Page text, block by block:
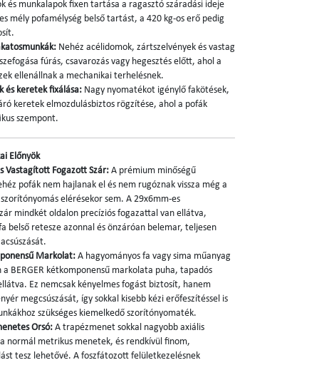
és munkalapok fixen tartása a ragasztó száradási ideje
mély pofamélység belső tartást, a 420 kg-os erő pedig
Nehéz acélidomok, zártszelvények és vastag
fúrás, csavarozás vagy hegesztés előtt, ahol a
ellenállnak a mechanikai terhelésnek.
és keretek fixálása: Nagy nyomatékot igénylő fakötések,
keretek elmozdulásbiztos rögzítése, ahol a pofák
szempont.
Előnyök
Vastagított Fogazott Szár: A prémium minőségű
pofák nem hajlanak el és nem rugóznak vissza még a
elérésekor sem. A 29x6mm-es
mindkét oldalon precíziós fogazattal van ellátva,
belső retesze azonnal és önzáróan belemar, teljesen
Markolat: A hagyományos fa vagy sima műanyag
BERGER kétkomponensű markolata puha, tapadós
Ez nemcsak kényelmes fogást biztosít, hanem
megcsúszását, így sokkal kisebb kézi erőfeszítéssel is
szükséges kiemelkedő szorítónyomaték.
Orsó: A trapézmenet sokkal nagyobb axiális
normál metrikus menetek, és rendkívül finom,
tesz lehetővé. A foszfátozott felületkezelésnek